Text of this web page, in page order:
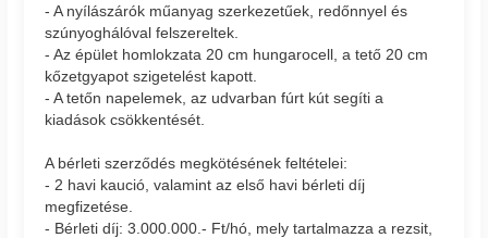
- A nyílászárók műanyag szerkezetűek, redőnnyel és
szúnyoghálóval felszereltek.
- Az épület homlokzata 20 cm hungarocell, a tető 20 cm
kőzetgyapot szigetelést kapott.
- A tetőn napelemek, az udvarban fúrt kút segíti a
kiadások csökkentését.
A bérleti szerződés megkötésének feltételei:
- 2 havi kaució, valamint az első havi bérleti díj
megfizetése.
- Bérleti díj: 3.000.000.- Ft/hó, mely tartalmazza a rezsit,